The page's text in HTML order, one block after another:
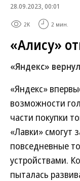
28.09.2023, 00:01
2K 2 мин.
«Алису»
«Яндекс»
«Яндекс»
возможности
части покупки
«Лавки» смогут
повседневные
устройствами.
пыталась